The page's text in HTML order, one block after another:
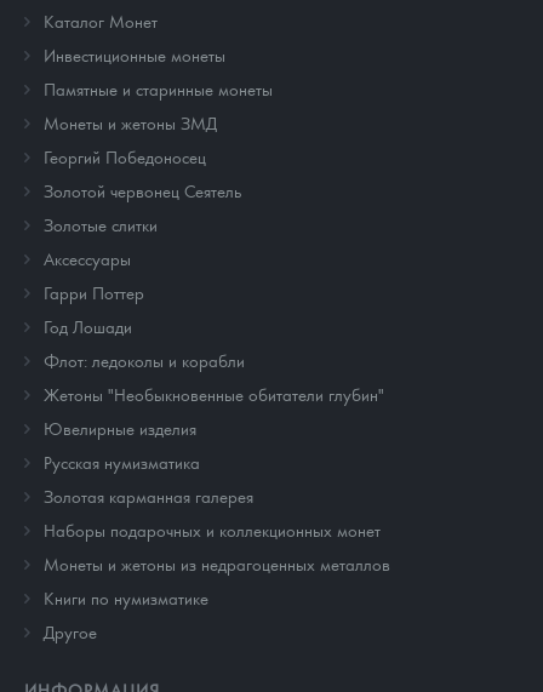
Каталог Монет
Инвестиционные монеты
Памятные и старинные монеты
Монеты и жетоны ЗМД
Георгий Победоносец
Золотой червонец Сеятель
Золотые слитки
Аксессуары
Гарри Поттер
Год Лошади
Флот: ледоколы и корабли
Жетоны "Необыкновенные обитатели глубин"
Ювелирные изделия
Русская нумизматика
Золотая карманная галерея
Наборы подарочных и коллекционных монет
Монеты и жетоны из недрагоценных металлов
Книги по нумизматике
Другое